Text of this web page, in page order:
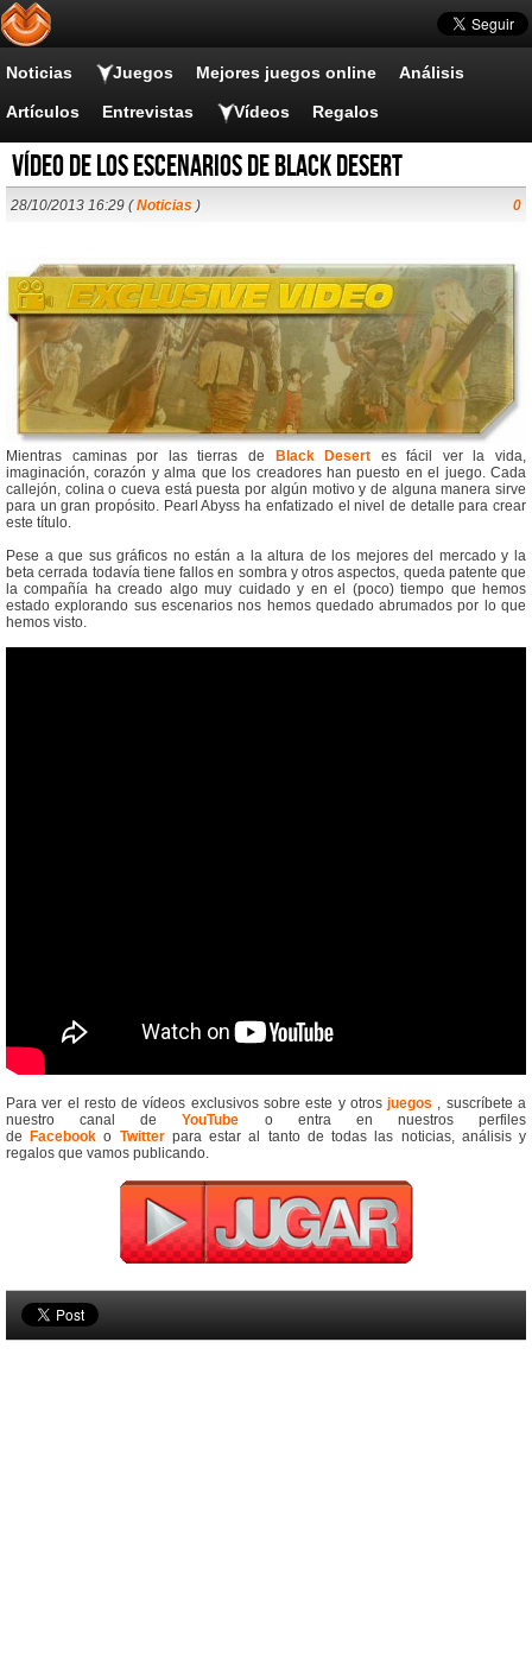
Noticias Juegos Mejores juegos online Análisis
Artículos Entrevistas Vídeos Regalos
Vídeo de los escenarios de Black Desert
28/10/2013 16:29 (Noticias ) 0
Mientras caminas por las tierras de Black Desert es fácil ver la vida,
imaginación, corazón y alma que los creadores han puesto en el juego. Cada
callejón, colina o cueva está puesta por algún motivo y de alguna manera sirve
para un gran propósito. Pearl Abyss ha enfatizado el nivel de detalle para crear
este título.
Pese a que sus gráficos no están a la altura de los mejores del mercado y la
beta cerrada todavía tiene fallos en sombra y otros aspectos, queda patente que
la compañía ha creado algo muy cuidado y en el (poco) tiempo que hemos
estado explorando sus escenarios nos hemos quedado abrumados por lo que
hemos visto.
Para ver el resto de vídeos exclusivos sobre este y otrosjuegos , suscríbete a
nuestro canal deYouTube o entra en nuestros perfiles
de
Facebook o Twitterpara estar al tanto de todas las noticias, análisis y
regalos que vamos publicando.